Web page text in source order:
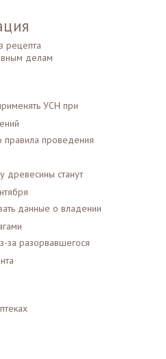
рецепта
делам
УСН при
правила проведения
древесины станут
данные о владении
за разорвавшегося